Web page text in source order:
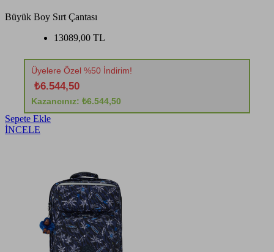
Büyük Boy Sırt Çantası
13089,00 TL
Üyelere Özel %50 İndirim!
₺6.544,50
Kazancınız: ₺6.544,50
Sepete Ekle
İNCELE